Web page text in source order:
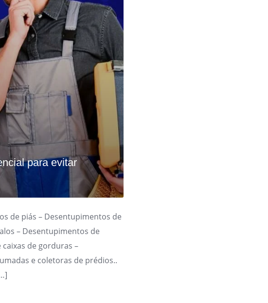
para evitar
de piás – Desentupimentos de
– Desentupimentos de
de gorduras –
e coletoras de prédios..